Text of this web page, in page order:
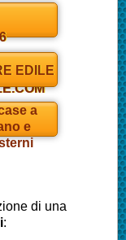
EDILE
a
e
di una
: